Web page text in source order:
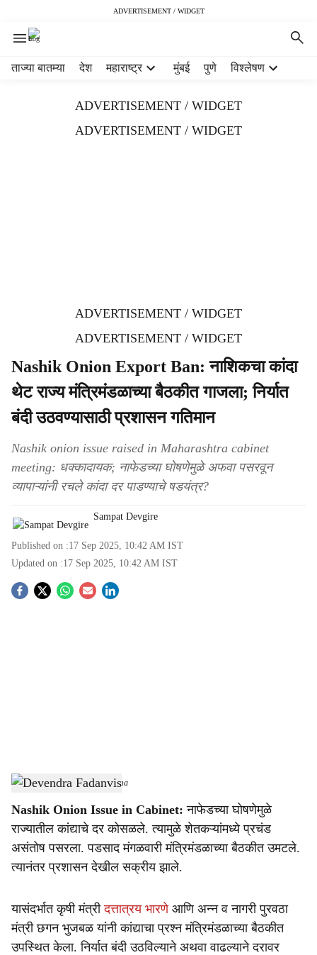
ADVERTISEMENT / WIDGET
ताज्या बातम्या देश महाराष्ट्र मुंबई पुणे विश्लेषण
ADVERTISEMENT / WIDGET
ADVERTISEMENT / WIDGET
ADVERTISEMENT / WIDGET
ADVERTISEMENT / WIDGET
Nashik Onion Export Ban: नाशिकचा कांदा
थेट राज्य मंत्रिमंडळाच्या बैठकीत गाजला; निर्यात
बंदी उठवण्यासाठी प्रशासन गतिमान
Nashik onion issue raised in Maharashtra cabinet
meeting: धक्कादायक; नाफेडच्या घोषणेमुळे अफवा पसरवून
व्यापाऱ्यांनी रचले कांदा दर पाडण्याचे षडयंत्र?
Sampat Devgire
Published on :17 Sep 2025, 10:42 AM IST
Updated on :17 Sep 2025, 10:42 AM IST
S
a
r
Devendra Fadanvis -Sarkarnama
Nashik Onion Issue in Cabinet: नाफेडच्या घोषणेमुळे
राज्यातील कांद्याचे दर कोसळले. त्यामुळे शेतकऱ्यांमध्ये प्रचंड
असंतोष पसरला. पडसाद मंगळवारी मंत्रिमंडळाच्या बैठकीत उमटले.
त्यानंतर प्रशासन देखील सक्रीय झाले.
यासंदर्भात कृषी मंत्रीदत्तात्रय भारणेआणि अन्न व नागरी पुरवठा
मंत्री छगन भुजबळ यांनी कांद्याचा प्रश्न मंत्रिमंडळाच्या बैठकीत
उपस्थित केला. निर्यात बंदी उठविल्याने अथवा वाढल्याने दरावर